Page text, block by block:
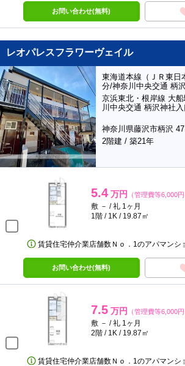
お問い合わせ(無料)
レオパレスフラワーヴェイル
東海道本線（ＪＲ東日
分/神奈川中央交通 柄
京浜東北・根岸線 大
川中央交通 柄沢神社
神奈川県藤沢市柄沢
2階建 / 築21年
5.4 万円 （管理費等6,000円
敷 － / 礼 1ヶ月
1階 / 1K / 19.87㎡
賃貸住宅仲介業店舗数Ｎｏ．1のアパマンシ
お問い合わせ(無料)
7.5 万円 （管理費等6,000円
敷 － / 礼 1ヶ月
2階 / 1K / 19.87㎡
賃貸住宅仲介業店舗数Ｎｏ．1のアパマンシ